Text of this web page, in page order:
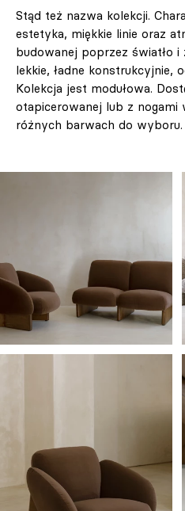
Stąd też nazwa kolekcji.
estetyka, miękkie linie oraz
budowanej poprzez światło i
lekkie, ładne konstrukcyjnie,
Kolekcja jest modułowa.
otapicerowanej lub z
różnych barwach do wyboru.